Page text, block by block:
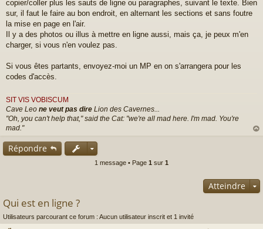
g
e
n
o
copier/coller plus les sauts de ligne ou paragraphes, suivant le texte. Bien
sur, il faut le faire au bon endroit, en alternant les sections et sans foutre
la mise en page en l'air.
Il y a des photos ou illus à mettre en ligne aussi, mais ça, je peux m'en
charger, si vous n'en voulez pas.
Si vous êtes partants, envoyez-moi un MP en on s'arrangera pour les
codes d'accès.
SIT VIS VOBISCUM
Cave Leo ne veut pas dire Lion des Cavernes...
"Oh, you can't help that," said the Cat: "we're all mad here. I'm mad. You're
mad."
Répondre
1 message • Page 1 sur 1
Atteindre
Qui est en ligne ?
Utilisateurs parcourant ce forum : Aucun utilisateur inscrit et 1 invité